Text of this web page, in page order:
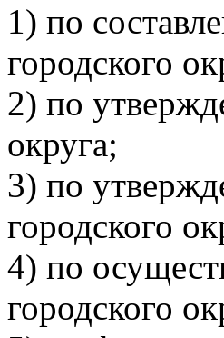
1) по
городского
2) по
округа;
3) по
городского
4) по
городского